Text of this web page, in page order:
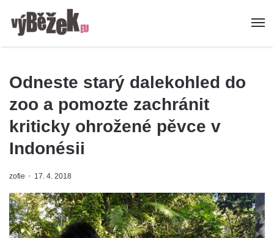
Odneste starý dalekohled do
zoo a pomozte zachránit
kriticky ohrožené pěvce v
Indonésii
zofie 17. 4. 2018